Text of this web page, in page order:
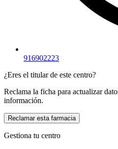
916902223
¿Eres el titular de este centro?
Reclama la ficha para actualizar
información.
Reclamar esta farmacia
Gestiona tu centro